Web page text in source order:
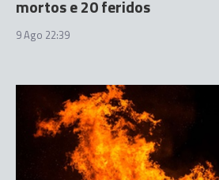
mortos e 20 feridos
9 Ago 22:39